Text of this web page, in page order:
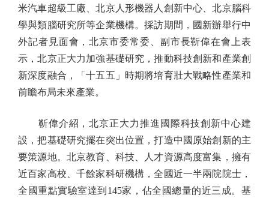
米汽車超級工廠、北京人形機器人創新中心、北京腦科
學與類腦研究所等企業機構。採訪期間，國新辦舉行中
外記者見面會，北京市委常委、副市長靳偉在會上表
示，北京正大力加強基礎研究，推動科技創新和產業創
新深度融合，「十五五」時期將培育壯大戰略性產業和
前瞻布局未來產業。
靳偉介紹，北京正大力推進國際科技創新中心建
設，把基礎研究擺在突出位置，打造中國原始創新的主
要策源地。北京教育、科技、人才資源高度富集，擁有
近百家高校、千餘家科研機構，全國近一半兩院院士，
全國重點實驗室達到145家，佔全國總量的近三成。基